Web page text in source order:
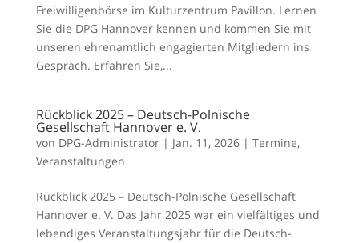
Freiwilligenbörse im Kulturzentrum Pavillon. Lernen
Sie die DPG Hannover kennen und kommen Sie mit
unseren ehrenamtlich engagierten Mitgliedern ins
Gespräch. Erfahren Sie,...
Rückblick 2025 – Deutsch-Polnische
Gesellschaft Hannover e. V.
von DPG-Administrator| Jan. 11, 2026| Termine,
Veranstaltungen
Rückblick 2025 – Deutsch-Polnische Gesellschaft
Hannover e. V. Das Jahr 2025 war ein vielfältiges und
lebendiges Veranstaltungsjahr für die Deutsch-